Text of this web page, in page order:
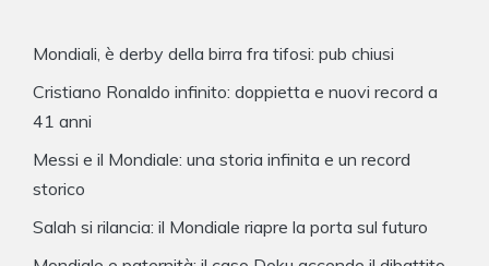
Mondiali, è derby della birra fra tifosi: pub chiusi
Cristiano Ronaldo infinito: doppietta e nuovi record a
41 anni
Messi e il Mondiale: una storia infinita e un record
storico
Salah si rilancia: il Mondiale riapre la porta sul futuro